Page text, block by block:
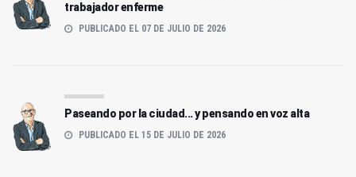
trabajador enferme
PUBLICADO EL 07 DE JULIO DE 2026
Paseando por la ciudad... y pensando en voz alta
PUBLICADO EL 15 DE JULIO DE 2026